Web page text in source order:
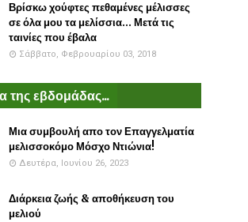
Βρίσκω χούφτες πεθαμένες μέλισσες
σε όλα μου τα μελίσσια... Μετά τις
ταινίες που έβαλα
Σάββατο, Φεβρουαρίου 03, 2018
της εβδομάδας...
Μια συμβουλή απο τον Επαγγελματία
μελισσοκόμο Μόσχο Ντιώνια!
Δευτέρα, Ιουνίου 26, 2023
Διάρκεια ζωής & αποθήκευση του
μελιού